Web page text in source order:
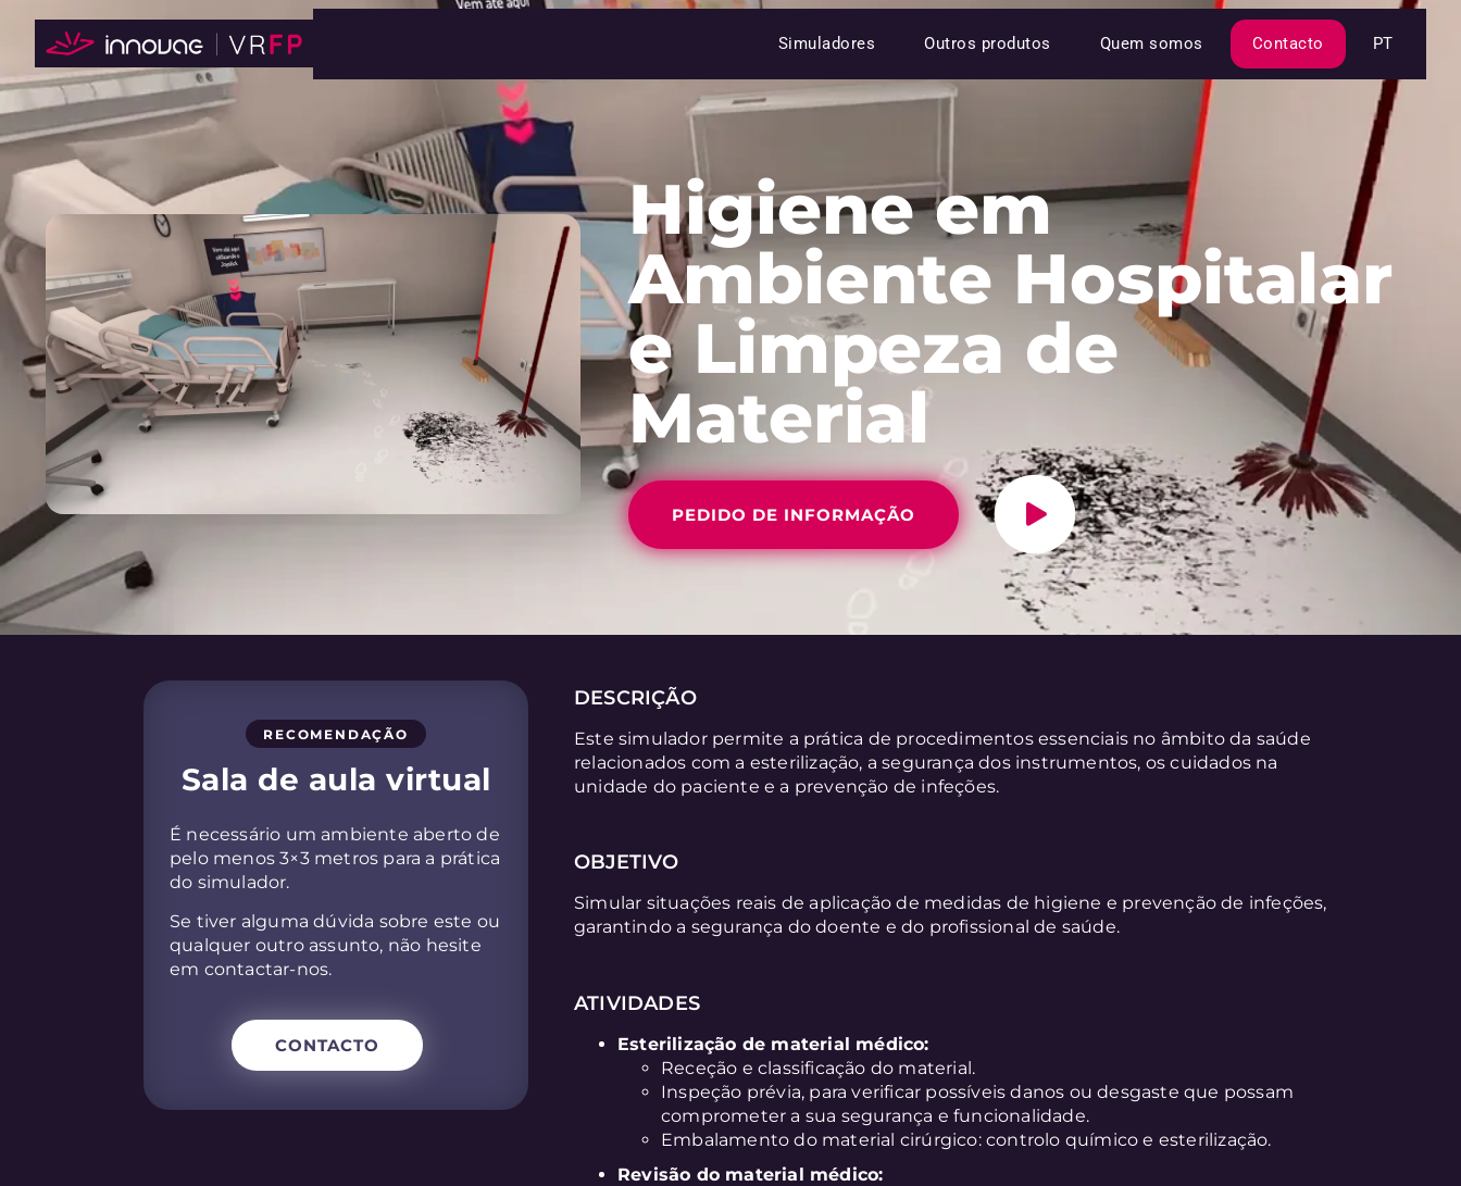
Simuladores Outros produtos Quem somos Contacto PT
Higiene em
Ambiente Hospitalar
e Limpeza de
Material
PEDIDO DE INFORMAÇÃO
RECOMENDAÇÃO
Sala de aula virtual
É necessário um ambiente aberto de
pelo menos 3×3 metros para a prática
do simulador.
Se tiver alguma dúvida sobre este ou
qualquer outro assunto, não hesite
em contactar-nos.
CONTACTO
DESCRIÇÃO
Este simulador permite a prática de procedimentos essenciais no âmbito da saúde
relacionados com a esterilização, a segurança dos instrumentos, os cuidados na
unidade do paciente e a prevenção de infeções.
OBJETIVO
Simular situações reais de aplicação de medidas de higiene e prevenção de infeções,
garantindo a segurança do doente e do profissional de saúde.
ATIVIDADES
Esterilização de material médico:
Receção e classificação do material.
Inspeção prévia, para verificar possíveis danos ou desgaste que possam
comprometer a sua segurança e funcionalidade.
Embalamento do material cirúrgico: controlo químico e esterilização.
Revisão do material médico: